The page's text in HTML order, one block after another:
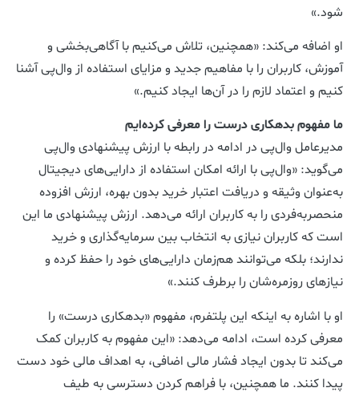
شود.»
او اضافه می‌کند:‌ «همچنین، تلاش می‌کنیم با آگاهی‌بخشی و
آموزش، کاربران را با مفاهیم جدید و مزایای استفاده از وال‌پی آشنا
کنیم و اعتماد لازم را در آن‌ها ایجاد کنیم.»
ما مفهوم بدهکاری درست را معرفی کرده‌ایم
مدیرعامل وال‌پی در ادامه در رابطه با ارزش‌ پیشنهادی وال‌پی
می‌گوید: «وال‌پی با ارائه امکان استفاده از دارایی‌های دیجیتال
به‌عنوان وثیقه و دریافت اعتبار خرید بدون بهره، ارزش افزوده
منحصربه‌فردی را به کاربران ارائه می‌دهد. ارزش پیشنهادی ما این
است که کاربران نیازی به انتخاب بین سرمایه‌گذاری و خرید
ندارند؛ بلکه می‌توانند هم‌زمان دارایی‌های خود را حفظ کرده و
نیازهای روزمره‌شان را برطرف کنند.»
او با اشاره به اینکه این پلتفرم، مفهوم «بدهکاری درست» را
معرفی کرده است، ادامه می‌دهد: «این مفهوم به کاربران کمک
می‌کند تا بدون ایجاد فشار مالی اضافی، به اهداف مالی خود دست
پیدا کنند. ما همچنین، با فراهم کردن دسترسی به طیف